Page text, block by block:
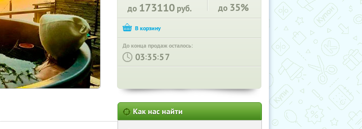
до 173110 руб. до 35%
До конца продаж осталось:
: :
Как нас найти